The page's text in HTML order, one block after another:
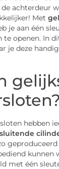
achterdeur
Met
je aan één
te openen. In
je deze
hebben
kunnen
met één